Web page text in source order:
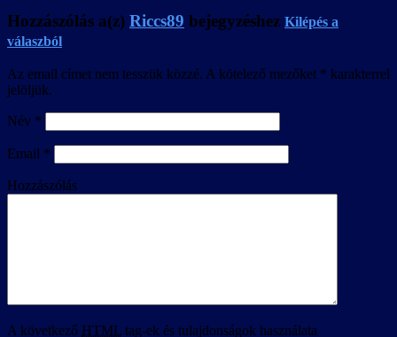
Hozzászólás a(z) Riccs89 bejegyzéshez Kilépés a
válaszból
Az email címet nem tesszük közzé. A kötelező mezőket * karakterrel
jelöljük.
Név *
Email *
Hozzászólás
A következő HTML tag-ek és tulajdonságok használata